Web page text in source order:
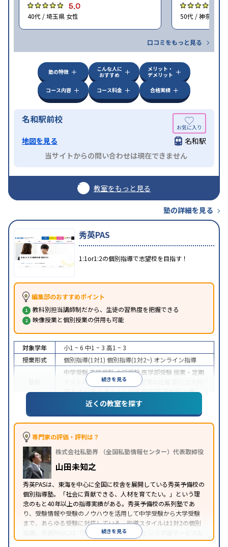
5.0
40代 / 埼玉県 女性 50代 / 神奈川県
口コミをもっと見る
塾の特徴
こんな人に
おすすめ
メリット・
デメリット
コース内容
コース料金 合格実績
名和駅前校
地図を見る
名和駅
当サイトからの問い合わせは現在できません
教室をもっと見る
塾の詳細を見る
秀英PAS
1:1or1:2の個別指導で志望校を目指す！
編集部のおすすめポイント
教科別担当講師制だから、生徒の習熟度を把握できる
映像授業と個別授業の併用も可能
続きを見る
対象学年 小1 ~ 6 中1 ~ 3 高1 ~ 3
授業形式
個別指導(1対1) 個別指導(1対2~) オンライン指導
中学受験高校受験大学受験 医学部受験 授業・定期
テスト対策
内申点対策 学習習慣の定着
策私大対策共通テスト対策英検(英語検定)対策
特徴
入塾に学力基準あり授業の振替可能
ブレットを利用オンライン対応1科目から受講可能
季節講習のみの受講可自習室あり
※2024年6月調査。大学受験塾・予備校のアンケート調査方法
近くの教室を探す
専門家の評価・評判は？
株式会社私塾界 （全国私塾情報センター）代表取締役
山田未知之
秀英PASは、東海を中心に全国に校舎を展開している秀英予備校の
個別指導塾。「社会に貢献できる、人材を育てたい。」という理
念のもと40年以上の指導実績がある。秀英予備校の系列塾であ
り、受験情報や受験のノウハウを活用して中学受験から大学受験
まで、あらゆる受験に対応している。指導スタイルは1対2の個別
指導。秀英PASには「秀英PASオンライン」という学習サービスも
あり、自宅からも受講できる。
続きを見る